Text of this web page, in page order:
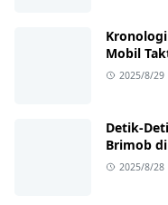
Mobil
Ternyata
2025/8/29
Detik-
Brimob
2025/8/28